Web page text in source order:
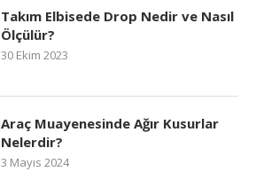
Takım Elbisede Drop Nedir ve Nasıl
Ölçülür?
30 Ekim 2023
Araç Muayenesinde Ağır Kusurlar
Nelerdir?
3 Mayıs 2024